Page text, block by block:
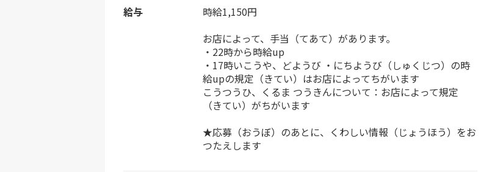
給与
時給1,150円
お店によって、手当（てあて）があります。
・22時から時給up
・17時いこうや、どようび ・にちようび（しゅくじつ）の時
給upの規定（きてい）はお店によってちがいます
こうつうひ、くるま つうきんについて：お店によって規定
（きてい）がちがいます
★応募（おうぼ）のあとに、くわしい情報（じょうほう）をお
つたえします